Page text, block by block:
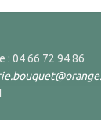
: 04 66 72 94 86